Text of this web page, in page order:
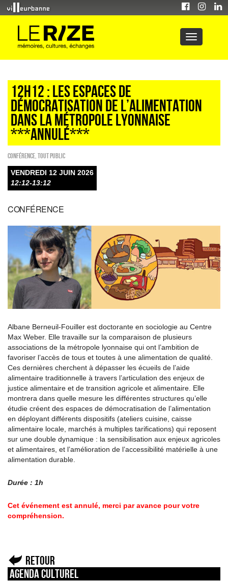
12H12 : Les espaces de
démocratisation de l’alimentation
dans la métropole lyonnaise
***ANNULÉ***
Conférence Tout public
VENDREDI 12 JUIN 2026
12:12-13:12
CONFÉRENCE
Albane Berneuil-Fouiller est doctorante en sociologie au Centre
Max Weber. Elle travaille sur la comparaison de plusieurs
associations de la métropole lyonnaise qui ont l’ambition de
favoriser l’accès de tous et toutes à une alimentation de qualité.
Ces dernières cherchent à dépasser les écueils de l’aide
alimentaire traditionnelle à travers l’articulation des enjeux de
justice alimentaire et de transition agricole et alimentaire. Elle
montrera dans quelle mesure les différentes structures qu’elle
étudie créent des espaces de démocratisation de l’alimentation
en déployant différents dispositifs (ateliers cuisine, caisse
alimentaire locale, marchés à multiples tarifications) qui reposent
sur une double dynamique : la sensibilisation aux enjeux agricoles
et alimentaires, et l’amélioration de l’accessibilité matérielle à une
alimentation durable.
Durée : 1h
Cet événement est annulé, merci par avance pour votre
compréhension.
Retour
Agenda culturel